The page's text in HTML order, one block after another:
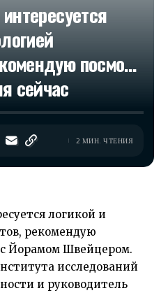
посмо…​
сейчас
2 МИН. ЧТЕНИЯ
логикой и
рекомендую
Йорамом Швейцером.
исследований
и руководитель